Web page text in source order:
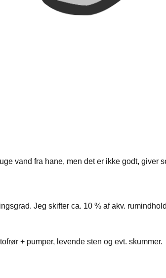
vand fra hane, men det er ikke godt,
Jeg skifter ca. 10 % af akv.
+ pumper, levende sten og evt. skummer.